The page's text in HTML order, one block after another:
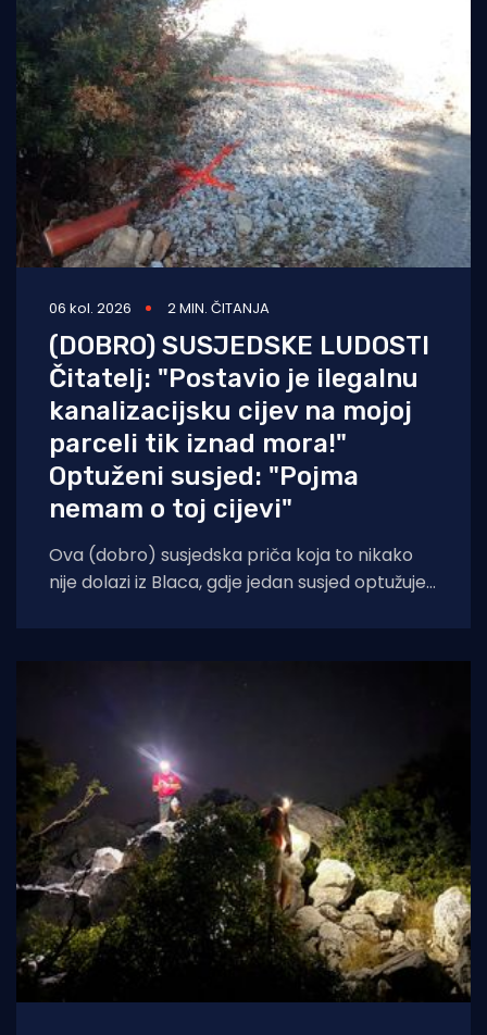
06 kol. 2026 2 MIN. ČITANJA
(DOBRO) SUSJEDSKE LUDOSTI
Čitatelj: "Postavio je ilegalnu
kanalizacijsku cijev na mojoj
parceli tik iznad mora!"
Optuženi susjed: "Pojma
nemam o toj cijevi"
Ova (dobro) susjedska priča koja to nikako
nije dolazi iz Blaca, gdje jedan susjed optužuje